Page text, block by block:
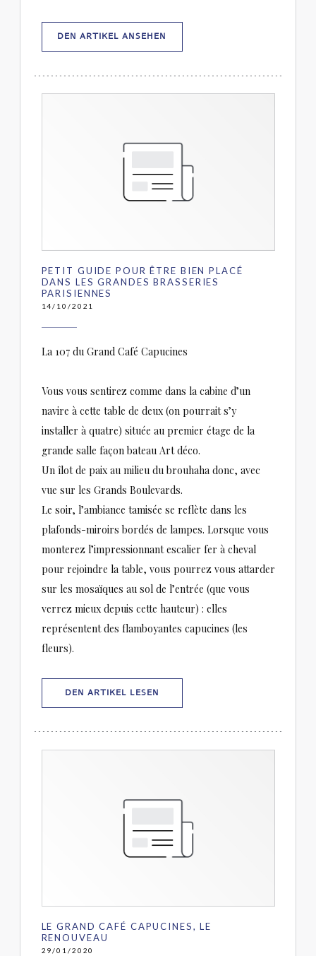
DEN ARTIKEL ANSEHEN
PETIT GUIDE POUR ÊTRE BIEN PLACÉ
DANS LES GRANDES BRASSERIES
PARISIENNES
14/10/2021
La 107 du Grand Café Capucines
Vous vous sentirez comme dans la cabine d’un
navire à cette table de deux (on pourrait s’y
installer à quatre) située au premier étage de la
grande salle façon bateau Art déco.
Un îlot de paix au milieu du brouhaha donc, avec
vue sur les Grands Boulevards.
Le soir, l’ambiance tamisée se reflète dans les
plafonds-miroirs bordés de lampes. Lorsque vous
monterez l’impressionnant escalier fer à cheval
pour rejoindre la table, vous pourrez vous attarder
sur les mosaïques au sol de l’entrée (que vous
verrez mieux depuis cette hauteur) : elles
représentent des flamboyantes capucines (les
fleurs).
DEN ARTIKEL LESEN
LE GRAND CAFÉ CAPUCINES, LE
RENOUVEAU
29/01/2020